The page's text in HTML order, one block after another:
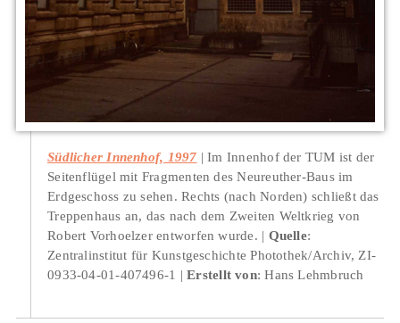
Südlicher Innenhof, 1997
Im Innenhof der TUM ist der
Seitenflügel mit Fragmenten des Neureuther-Baus im
Erdgeschoss zu sehen. Rechts (nach Norden) schließt das
Treppenhaus an, das nach dem Zweiten Weltkrieg von
Robert Vorhoelzer entworfen wurde.
Quelle:
Zentralinstitut für Kunstgeschichte Photothek/Archiv, ZI-
0933-04-01-407496-1
Erstellt von: Hans Lehmbruch